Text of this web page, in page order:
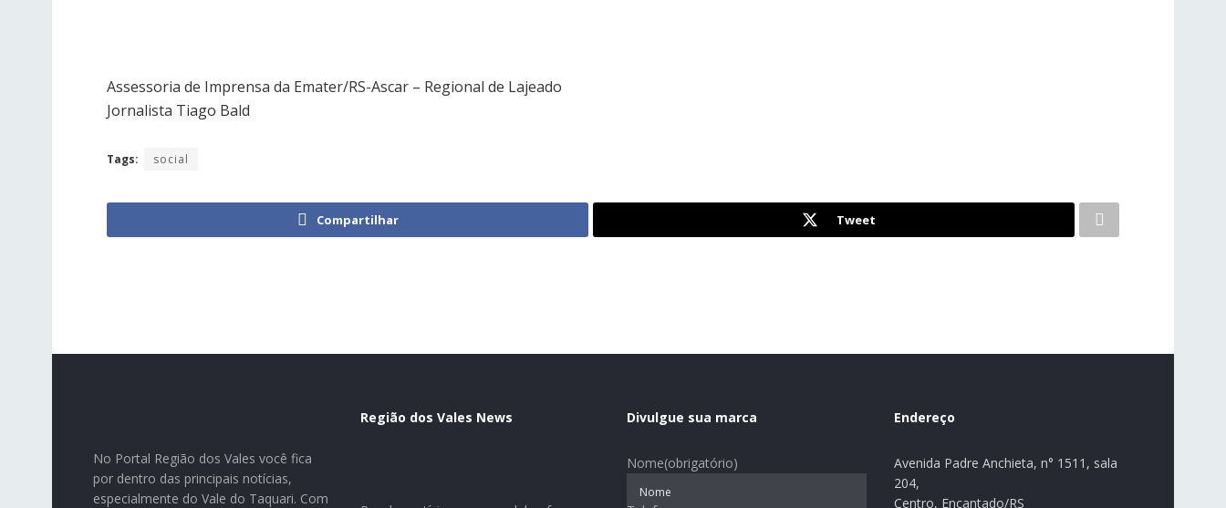
Assessoria de Imprensa da Emater/RS-Ascar – Regional de Lajeado
Jornalista Tiago Bald
Tags: social
Compartilhar Tweet
No Portal Região dos Vales você fica
por dentro das principais notícias,
especialmente do Vale do Taquari. Com
Região dos Vales News Divulgue sua marca
Nome(obrigatório)
Endereço
Avenida Padre Anchieta, n° 1511, sala
204,
Centro, Encantado/RS